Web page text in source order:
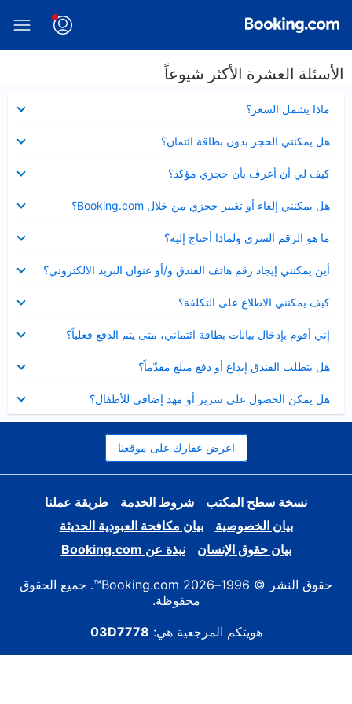
الأسئلة العشرة الأكثر شيوعاً
ماذا يشمل السعر؟
مصغر
هل يمكنني الحجز بدون بطاقة ائتمان؟
مصغر
كيف لي أن أعرف بأن حجزي مؤكد؟
مصغر
هل يمكنني إلغاء أو تغيير حجزي من خلال Booking.com؟
مصغر
ما هو الرقم السري ولماذا أحتاج إليه؟
مصغر
أين يمكنني إيجاد رقم هاتف الفندق و/أو عنوان البريد الالكتروني؟
عرض
مصغر
كيف يمكنني الاطلاع على التكلفة؟
مصغر
إني أقوم بإدخال بيانات بطاقة ائتماني، متى يتم الدفع فعلياً؟
مصغر
هل يتطلب الفندق إيداع أو دفع مبلغ مقدّماً؟
مصغر
هل يمكن الحصول على سرير أو مهد إضافي للأطفال؟
مصغر
اعرض عقارك على موقعنا
نسخة سطح المكتب شروط الخدمة
طريقة عملنا
بيان الخصوصية
بيان مكافحة العبودية الحديثة
بيان حقوق الإنسان
نبذة عن Booking.com
حقوق النشر © 1996–2026 Booking.com™. جميع الحقوق
محفوظة.
هويتكم المرجعية هي: 03D7778